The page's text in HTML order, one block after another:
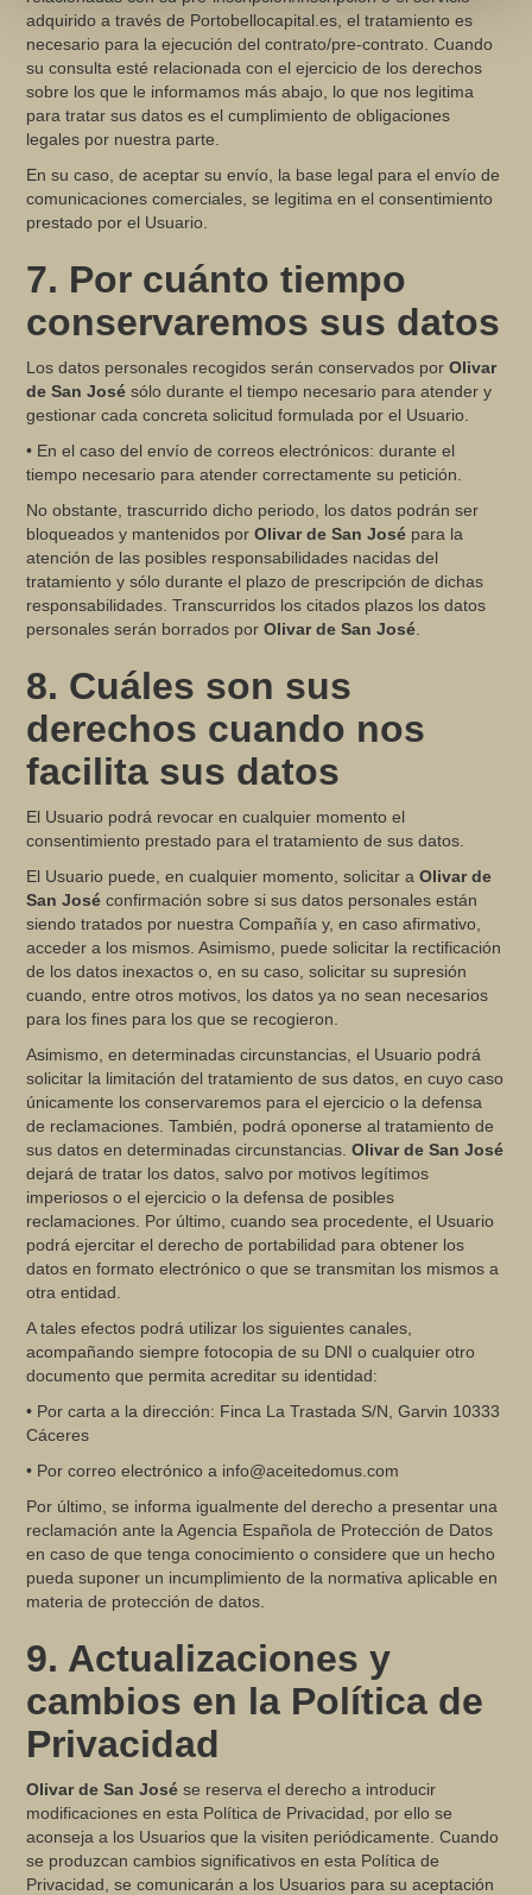
adquirido a través de Portobellocapital.es, el tratamiento es
necesario para la ejecución del contrato/pre-contrato. Cuando
su consulta esté relacionada con el ejercicio de los derechos
sobre los que le informamos más abajo, lo que nos legitima
para tratar sus datos es el cumplimiento de obligaciones
legales por nuestra parte.
En su caso, de aceptar su envío, la base legal para el envío de
comunicaciones comerciales, se legitima en el consentimiento
prestado por el Usuario.
7. Por cuánto tiempo
conservaremos sus datos
Los datos personales recogidos serán conservados porOlivar
de San José sólo durante el tiempo necesario para atender y
gestionar cada concreta solicitud formulada por el Usuario.
• En el caso del envío de correos electrónicos: durante el
tiempo necesario para atender correctamente su petición.
No obstante, trascurrido dicho periodo, los datos podrán ser
bloqueados y mantenidos porOlivar de San José para la
atención de las posibles responsabilidades nacidas del
tratamiento y sólo durante el plazo de prescripción de dichas
responsabilidades. Transcurridos los citados plazos los datos
personales serán borrados porOlivar de San José
8. Cuáles son sus
derechos cuando nos
facilita sus datos
El Usuario podrá revocar en cualquier momento el
consentimiento prestado para el tratamiento de sus datos.
El Usuario puede, en cualquier momento, solicitar aOlivar de
San José confirmación sobre si sus datos personales están
siendo tratados por nuestra Compañía y, en caso afirmativo,
acceder a los mismos. Asimismo, puede solicitar la rectificación
de los datos inexactos o, en su caso, solicitar su supresión
cuando, entre otros motivos, los datos ya no sean necesarios
para los fines para los que se recogieron.
Asimismo, en determinadas circunstancias, el Usuario podrá
solicitar la limitación del tratamiento de sus datos, en cuyo caso
únicamente los conservaremos para el ejercicio o la defensa
de reclamaciones. También, podrá oponerse al tratamiento de
sus datos en determinadas circunstancias.Olivar de San José
dejará de tratar los datos, salvo por motivos legítimos
imperiosos o el ejercicio o la defensa de posibles
reclamaciones. Por último, cuando sea procedente, el Usuario
podrá ejercitar el derecho de portabilidad para obtener los
datos en formato electrónico o que se transmitan los mismos a
otra entidad.
A tales efectos podrá utilizar los siguientes canales,
acompañando siempre fotocopia de su DNI o cualquier otro
documento que permita acreditar su identidad:
• Por carta a la dirección: Finca La Trastada S/N, Garvin 10333
Cáceres
• Por correo electrónico a info@aceitedomus.com
Por último, se informa igualmente del derecho a presentar una
reclamación ante la Agencia Española de Protección de Datos
en caso de que tenga conocimiento o considere que un hecho
pueda suponer un incumplimiento de la normativa aplicable en
materia de protección de datos.
9. Actualizaciones y
cambios en la Política de
Privacidad
Olivar de San José se reserva el derecho a introducir
modificaciones en esta Política de Privacidad, por ello se
aconseja a los Usuarios que la visiten periódicamente. Cuando
se produzcan cambios significativos en esta Política de
Privacidad, se comunicarán a los Usuarios para su aceptación